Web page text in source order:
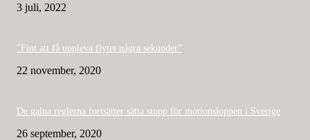
3 juli, 2022
”Fint att få uppleva flytet några sekunder”
22 november, 2020
De galna reglerna fortsätter sätta stopp för motionsloppen i Sverige
26 september, 2020